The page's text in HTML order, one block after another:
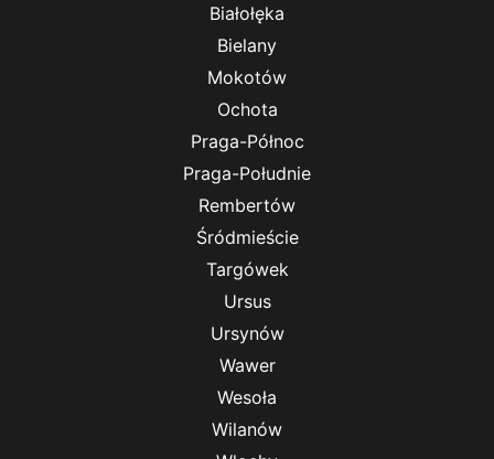
Białołęka
Bielany
Mokotów
Ochota
Praga-Północ
Praga-Południe
Rembertów
Śródmieście
Targówek
Ursus
Ursynów
Wawer
Wesoła
Wilanów